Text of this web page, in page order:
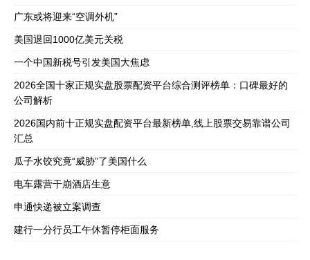
广东或将迎来“空调外机”
美国退回1000亿美元关税
一个中国新税号引发美国大焦虑
2026全国十家正规实盘股票配资平台综合测评榜单：口碑最好的
公司解析
2026国内前十正规实盘配资平台最新榜单,线上股票交易靠谱公司
汇总
瓜子水饺究竟“威胁”了美国什么
电车露营干崩酒店生意
申通快递被立案调查
建行一分行员工午休暂停柜面服务